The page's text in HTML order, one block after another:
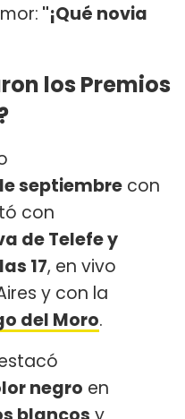
"¡Qué novia
los Premios
septiembre con
con
de Telefe y
17, en vivo
y con la
del Moro.
negro en